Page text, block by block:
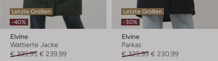
Letzte Größen
-40%
Elvine
Wattierte Jacke
€ 399,95 € 239,99
Letzte Größen
-30%
Elvine
Parkas
€ 329,99 € 230,99